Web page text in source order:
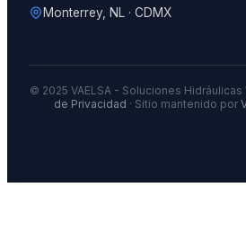
Monterrey, NL · CDMX
© 2025 VAELSA - Soluciones Hidráulicas
de Privacidad · Sitio mantenido por